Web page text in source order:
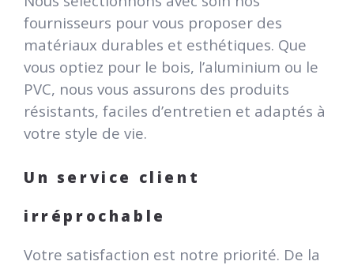
fournisseurs pour vous proposer des
matériaux durables et esthétiques. Que
vous optiez pour le bois, l’aluminium ou le
PVC, nous vous assurons des produits
résistants, faciles d’entretien et adaptés à
votre style de vie.
Un service client
irréprochable
Votre satisfaction est notre priorité. De la